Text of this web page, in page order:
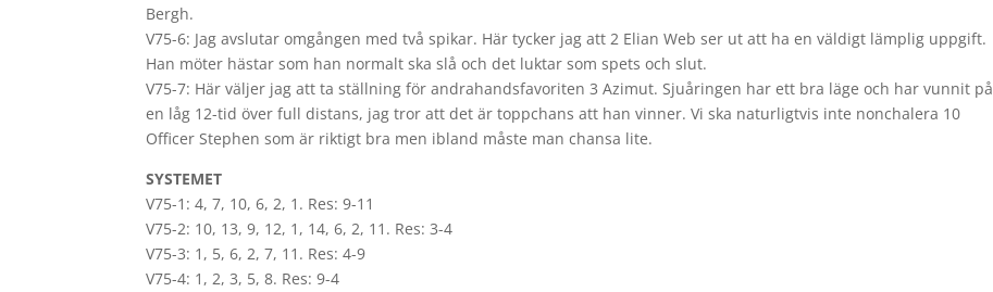
Bergh.
V75-6: Jag avslutar omgången med två spikar. Här tycker jag att 2 Elian Web ser ut att ha en väldigt lämplig uppgift.
Han möter hästar som han normalt ska slå och det luktar som spets och slut.
V75-7: Här väljer jag att ta ställning för andrahandsfavoriten 3 Azimut. Sjuåringen har ett bra läge och har vunnit på
en låg 12-tid över full distans, jag tror att det är toppchans att han vinner. Vi ska naturligtvis inte nonchalera 10
Officer Stephen som är riktigt bra men ibland måste man chansa lite.
SYSTEMET
V75-1: 4, 7, 10, 6, 2, 1. Res: 9-11
V75-2: 10, 13, 9, 12, 1, 14, 6, 2, 11. Res: 3-4
V75-3: 1, 5, 6, 2, 7, 11. Res: 4-9
V75-4: 1, 2, 3, 5, 8. Res: 9-4